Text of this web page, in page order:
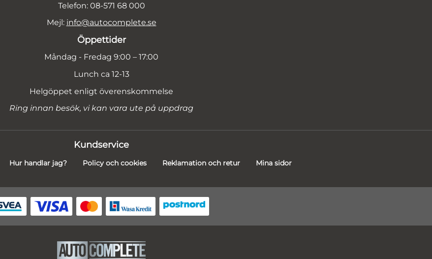
Telefon: 08-571 68 000
Mejl: info@autocomplete.se
Öppettider
Måndag - Fredag 9:00 – 17:00
Lunch ca 12-13
Helgöppet enligt överenskommelse
Ring innan besök, vi kan vara ute på uppdrag
Kundservice
Hur handlar jag? Policy och cookies Reklamation och retur Mina sidor